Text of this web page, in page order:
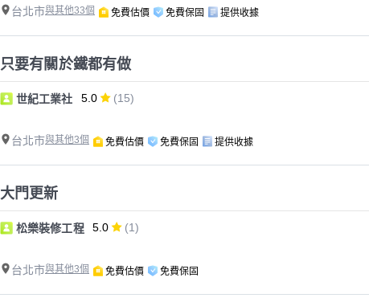
台北市與其他33個 免費估價 免費保固 提供收據
只要有關於鐵都有做
世紀工業社 5.0 (15)
台北市與其他3個 免費估價 免費保固 提供收據
大門更新
松樂裝修工程 5.0 (1)
台北市與其他3個 免費估價 免費保固